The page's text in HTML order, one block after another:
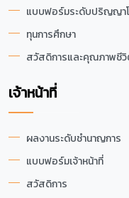
แบบฟอร์มระดับปริญญา
ทุนการศึกษา
สวัสดิการและคุณภาพชี
เจ้าหน้าที่
ผลงานระดับชำนาญการ
แบบฟอร์มเจ้าหน้าที่
สวัสดิการ